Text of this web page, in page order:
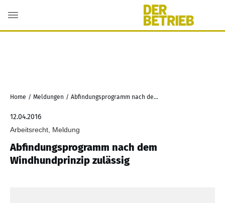
Home / Meldungen / Abfindungsprogramm nach dem Windhundprinzip zulässig
12.04.2016
Arbeitsrecht, Meldung
Abfindungsprogramm nach dem
Windhundprinzip zulässig